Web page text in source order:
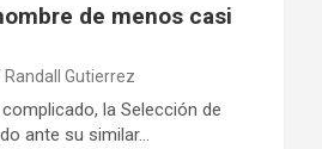
de menos casi
Randall Gutierrez
la Selección de
ante su similar…